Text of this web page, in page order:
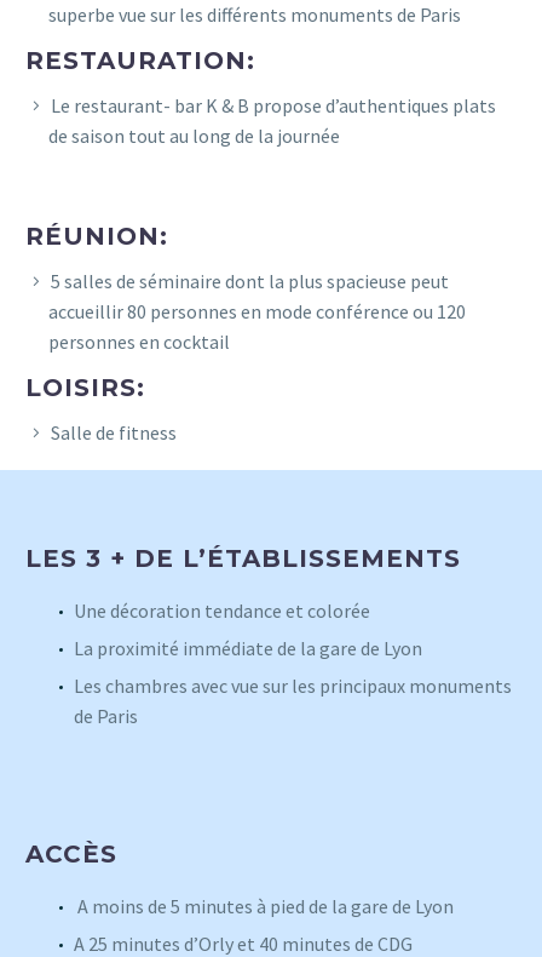
superbe vue sur les différents monuments de Paris
RESTAURATION:
Le restaurant- bar K & B propose d’authentiques plats
de saison tout au long de la journée
RÉUNION:
5 salles de séminaire dont la plus spacieuse peut
accueillir 80 personnes en mode conférence ou 120
personnes en cocktail
LOISIRS:
Salle de fitness
LES 3 + DE L’ÉTABLISSEMENTS
Une décoration tendance et colorée
La proximité immédiate de la gare de Lyon
Les chambres avec vue sur les principaux monuments
de Paris
ACCÈS
A moins de 5 minutes à pied de la gare de Lyon
A 25 minutes d’Orly et 40 minutes de CDG